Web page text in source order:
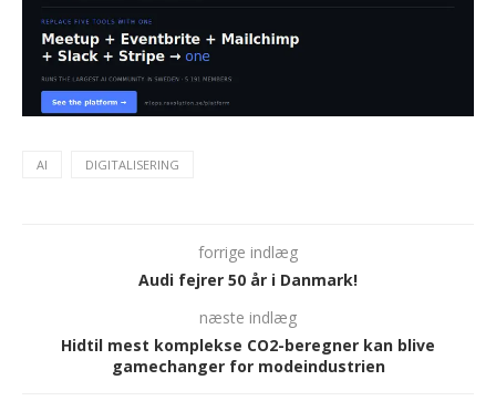
AI DIGITALISERING
forrige indlæg
Audi fejrer 50 år i Danmark!
næste indlæg
Hidtil mest komplekse CO2-beregner kan blive
gamechanger for modeindustrien